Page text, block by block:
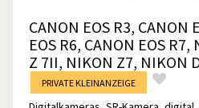
CANON EOS R3, CANON
EOS R6, CANON EOS
Z 7II, NIKON Z7, NIKON
PRIVATE KLEINANZEIGE